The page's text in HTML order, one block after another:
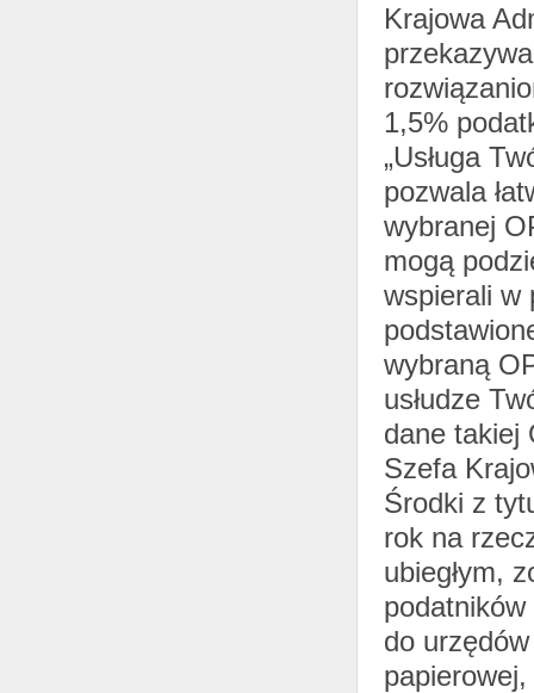
Krajowa
1,5%
„Usługa
pozwala
wybranej
mogą
wspierali w
wybraną
usłudze
dane takiej
Szefa
Środki z
rok na
ubiegłym,
do
papierowej,